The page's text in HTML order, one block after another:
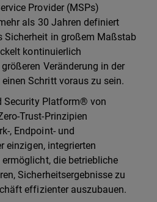
Provider (MSPs)
als 30 Jahren definiert
Sicherheit in großem Maßstab
kontinuierlich
Veränderung in der
Schritt voraus zu sein.
Security Platform® von
Trust-Prinzipien
, Endpoint- und
einzigen, integrierten
die betriebliche
Sicherheitsergebnisse zu
effizienter auszubauen.